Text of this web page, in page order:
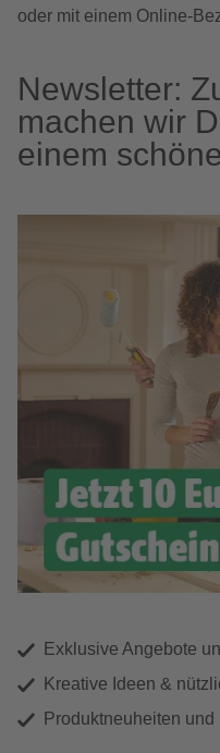
oder mit einem Online-
Newsletter:
machen wir
einem
Exklusive Angebote
Kreative Ideen &
Produktneuheiten